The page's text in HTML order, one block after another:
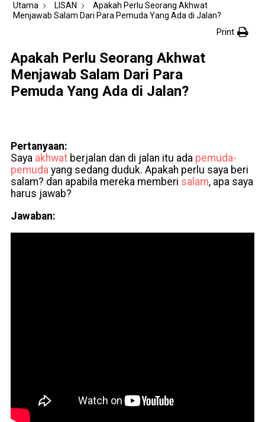
Utama LISAN
Apakah Perlu Seorang Akhwat
Menjawab Salam Dari Para Pemuda Yang Ada di Jalan?
Print
Apakah Perlu Seorang Akhwat
Menjawab Salam Dari Para
Pemuda Yang Ada di Jalan?
Pertanyaan:
Saya akhwatberjalan dan di jalan itu ada pemuda-
pemudayang sedang duduk. Apakah perlu saya beri
salam? dan apabila mereka memberi salam, apa saya
harus jawab?
Jawaban: